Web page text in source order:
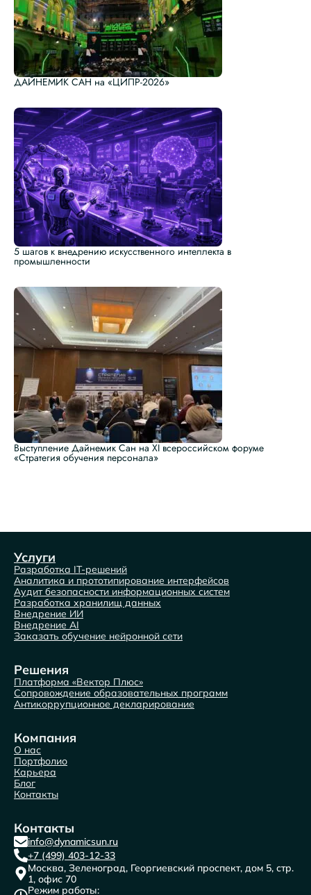
ДАЙНЕМИК САН на «ЦИПР-2026»
5 шагов к внедрению искусственного интеллекта в
промышленности
Выступление Дайнемик Сан на XI всероссийском форуме
«Стратегия обучения персонала»
Услуги
Разработка IT-решений
Аналитика и прототипирование интерфейсов
Аудит безопасности информационных систем
Разработка хранилищ данных
Внедрение ИИ
Внедрение AI
Заказать обучение нейронной сети
Решения
Платформа «Вектор Плюс»
Сопровождение образовательных программ
Антикоррупционное декларирование
Компания
О нас
Портфолио
Карьера
Блог
Контакты
Контакты
info@dynamicsun.ru
+7 (499) 403-12-33
Москва, Зеленоград, Георгиевский проспект, дом 5, стр.
1, офис 70
Режим работы: